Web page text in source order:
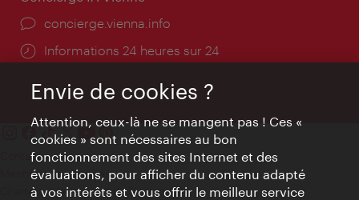
Ort:
concierge.vienna.info
Öffnungszeiten:
Informations 24 heures sur 24
Contact
Mentions obligatoires
Charte sur le respect de la vie privée
Envie de cookies ?
Attention, ceux-là ne se mangent pas ! Ces «
cookies » sont nécessaires au bon
fonctionnement des sites Internet et des
évaluations, pour afficher du contenu adapté
à vos intérêts et vous offrir le meilleur service